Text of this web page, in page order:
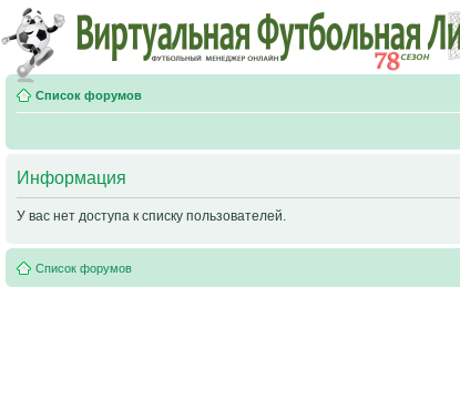
Список форумов
Информация
У вас нет доступа к списку пользователей.
Список форумов